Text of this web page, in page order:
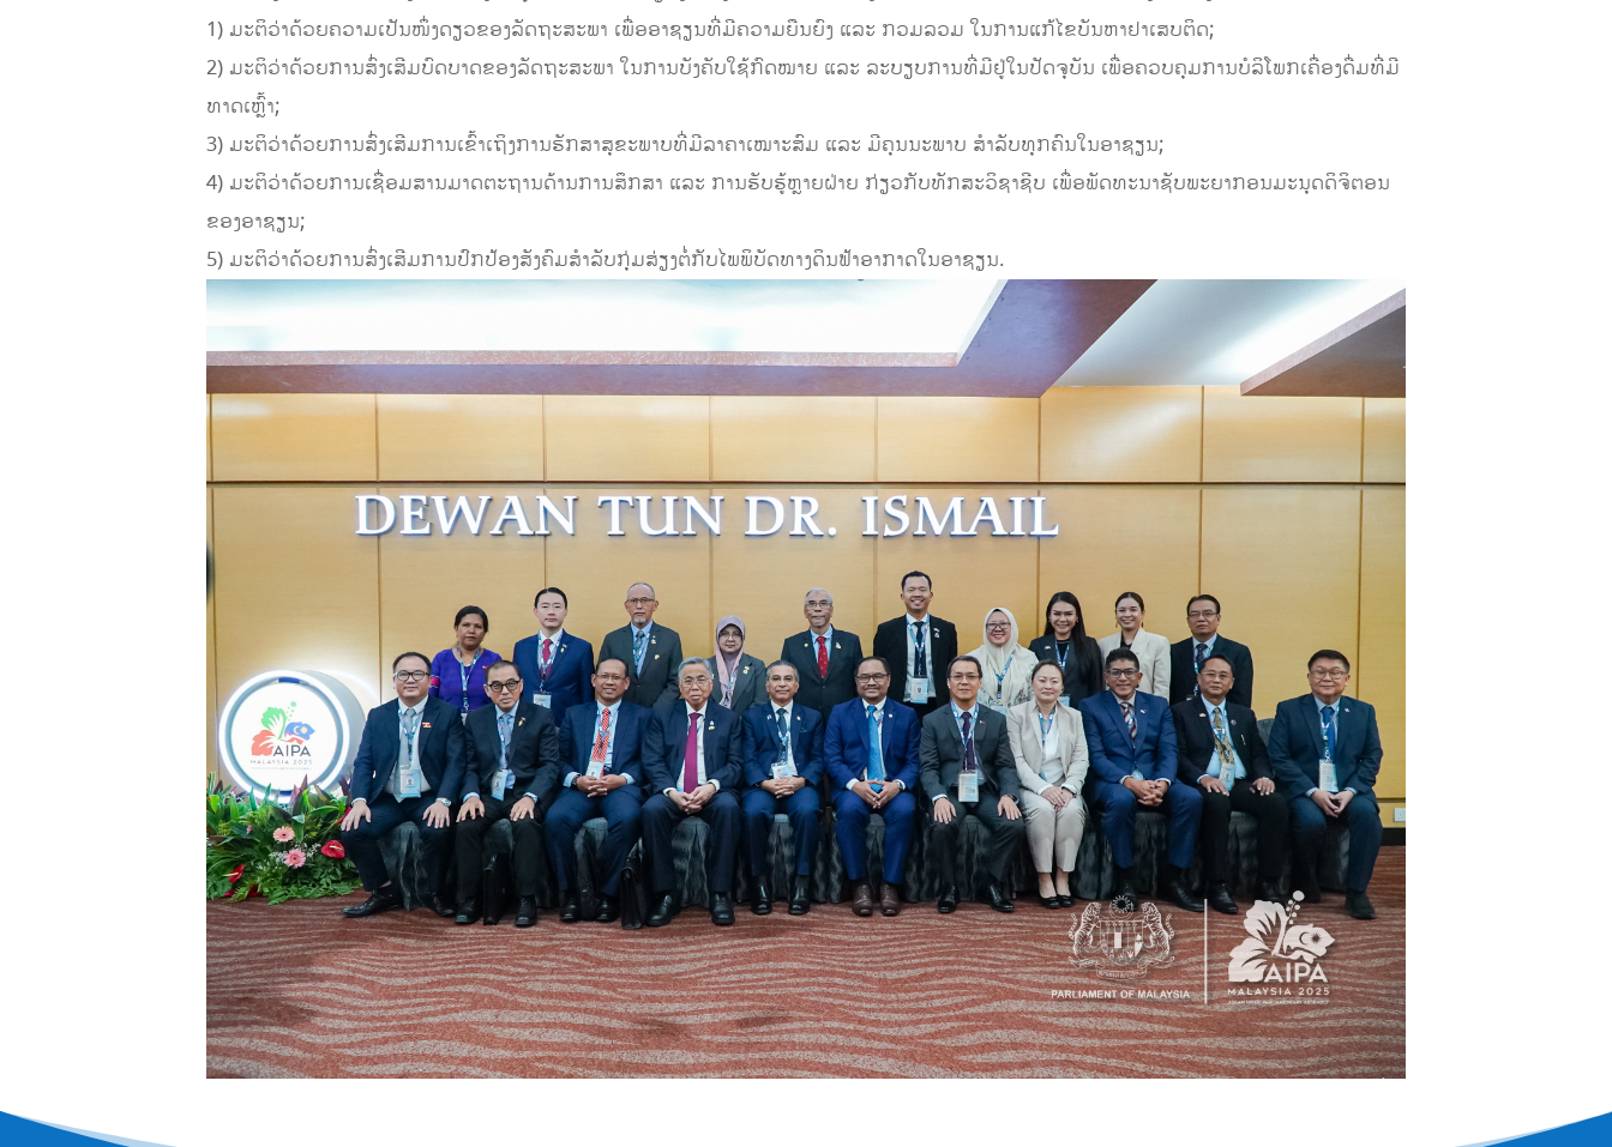
1) ມະຕິວ່າດ້ວຍຄວາມເປັນໜຶ່ງດຽວຂອງລັດຖະສະພາ ເພື່ອອາຊຽນທີ່ມີຄວາມຍືນຍົງ ແລະ ກວມລວມ ໃນການແກ້ໄຂບັນຫາຢາເສບຕິດ;
2) ມະຕິວ່າດ້ວຍການສົ່ງເສີມບົດບາດຂອງລັດຖະສະພາ ໃນການບັງຄັບໃຊ້ກົດໝາຍ ແລະ ລະບຽບການທີ່ມີຢູ່ໃນປັດຈຸບັນ ເພື່ອຄວບຄຸມການບໍລິໂພກເຄື່ອງດື່ມທີ່ມີ
ທາດເຫຼົ້າ;
3) ມະຕິວ່າດ້ວຍການສົ່ງເສີມການເຂົ້າເຖິງການຮັກສາສຸຂະພາບທີ່ມີລາຄາເໝາະສົມ ແລະ ມີຄຸນນະພາບ ສໍາລັບທຸກຄົນໃນອາຊຽນ;
4) ມະຕິວ່າດ້ວຍການເຊື່ອມສານມາດຕະຖານດ້ານການສຶກສາ ແລະ ການຮັບຮູ້ຫຼາຍຝ່າຍ ກ່ຽວກັບທັກສະວິຊາຊີບ ເພື່ອພັດທະນາຊັບພະຍາກອນມະນຸດດິຈິຕອນ
ຂອງອາຊຽນ;
5) ມະຕິວ່າດ້ວຍການສົ່ງເສີມການປົກປ້ອງສັງຄົມສໍາລັບກຸ່ມສ່ຽງຕໍ່ກັບໄພພິບັດທາງດິນຟ້າອາກາດໃນອາຊຽນ.